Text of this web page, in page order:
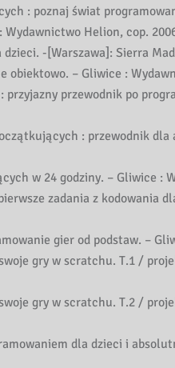
: poznaj świat
Helion, cop.
-[Warszawa]: Sierra
– Gliwice :
przewodnik po
: przewodnik
w 24 godziny. – Gliwice :
zadania z kodowania
gier od podstaw. –
gry w scratchu. T.1 /
gry w scratchu. T.2 /
dla dzieci i